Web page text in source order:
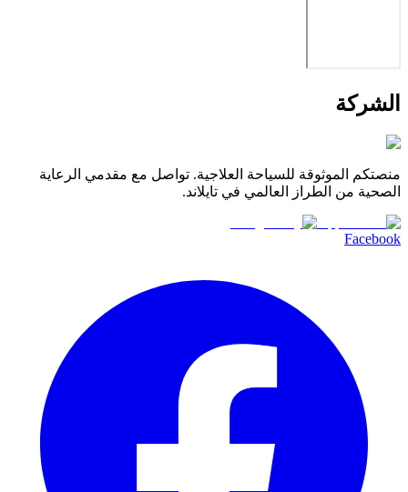
الشركة
منصتكم الموثوقة للسياحة العلاجية. تواصل مع مقدمي الرعاية
الصحية من الطراز العالمي في تايلاند.
Facebook